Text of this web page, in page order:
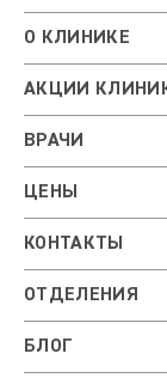
О КЛИНИКЕ
АКЦИИ
ВРАЧИ
ЦЕНЫ
КОНТАКТЫ
ОТДЕЛЕНИЯ
БЛОГ